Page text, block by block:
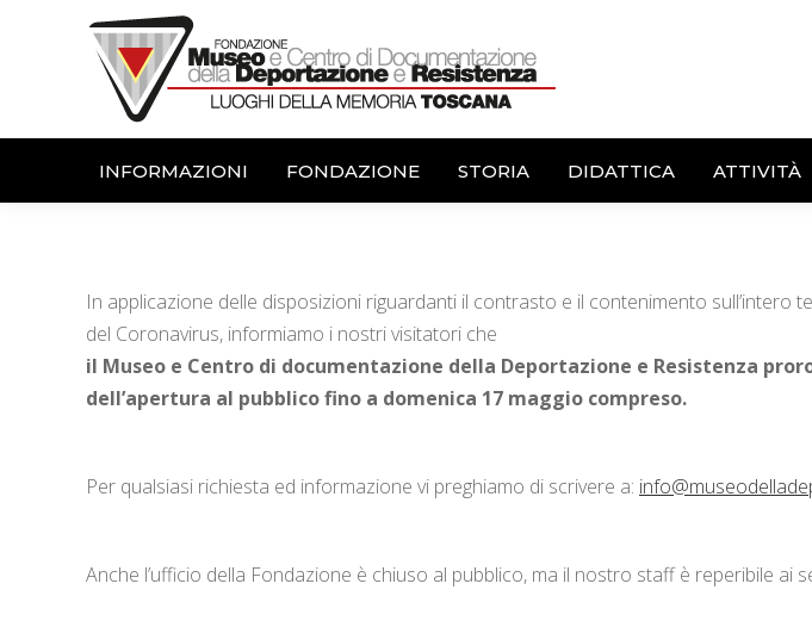
INFORMAZIONI FONDAZIONE STORIA DIDATTICA ATTIVITÀ
In applicazione delle disposizioni riguardanti il contrasto e il contenimento sull’intero
del Coronavirus, informiamo i nostri visitatori che
il Museo e Centro di documentazione della Deportazione e Resistenza
dell’apertura al pubblico fino a domenica 17 maggio compreso.
Per qualsiasi richiesta ed informazione vi preghiamo di scrivere a:
Anche l’ufficio della Fondazione è chiuso al pubblico, ma il nostro staff è reperibile ai